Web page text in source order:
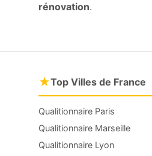
rénovation.
★Top Villes de France
Qualitionnaire Paris
Qualitionnaire Marseille
Qualitionnaire Lyon